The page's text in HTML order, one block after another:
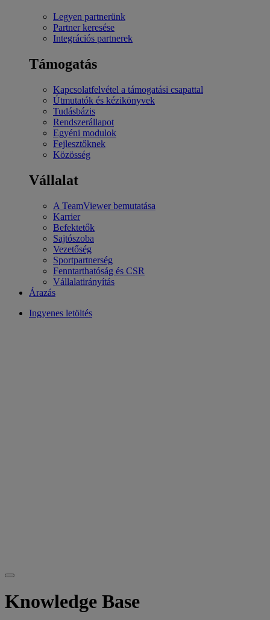
Legyen partnerünk
Partner keresése
Integrációs partnerek
Támogatás
Kapcsolatfelvétel a támogatási csapattal
Útmutatók és kézikönyvek
Tudásbázis
Rendszerállapot
Egyéni modulok
Fejlesztőknek
Közösség
Vállalat
A TeamViewer bemutatása
Karrier
Befektetők
Sajtószoba
Vezetőség
Sportpartnerség
Fenntarthatóság és CSR
Vállalatirányítás
Árazás
Ingyenes letöltés
Knowledge Base